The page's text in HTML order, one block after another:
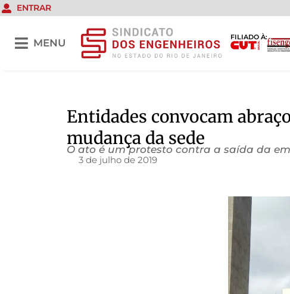
ENTRAR
MENU
FILIADO À:
Entidades convocam
mudança da sede
O ato é um protesto contra a saída da
3 de julho de 2019